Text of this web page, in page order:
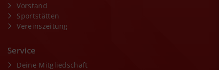
Vorstand
Sportstätten
Vereinszeitung
Service
Deine Mitgliedschaft